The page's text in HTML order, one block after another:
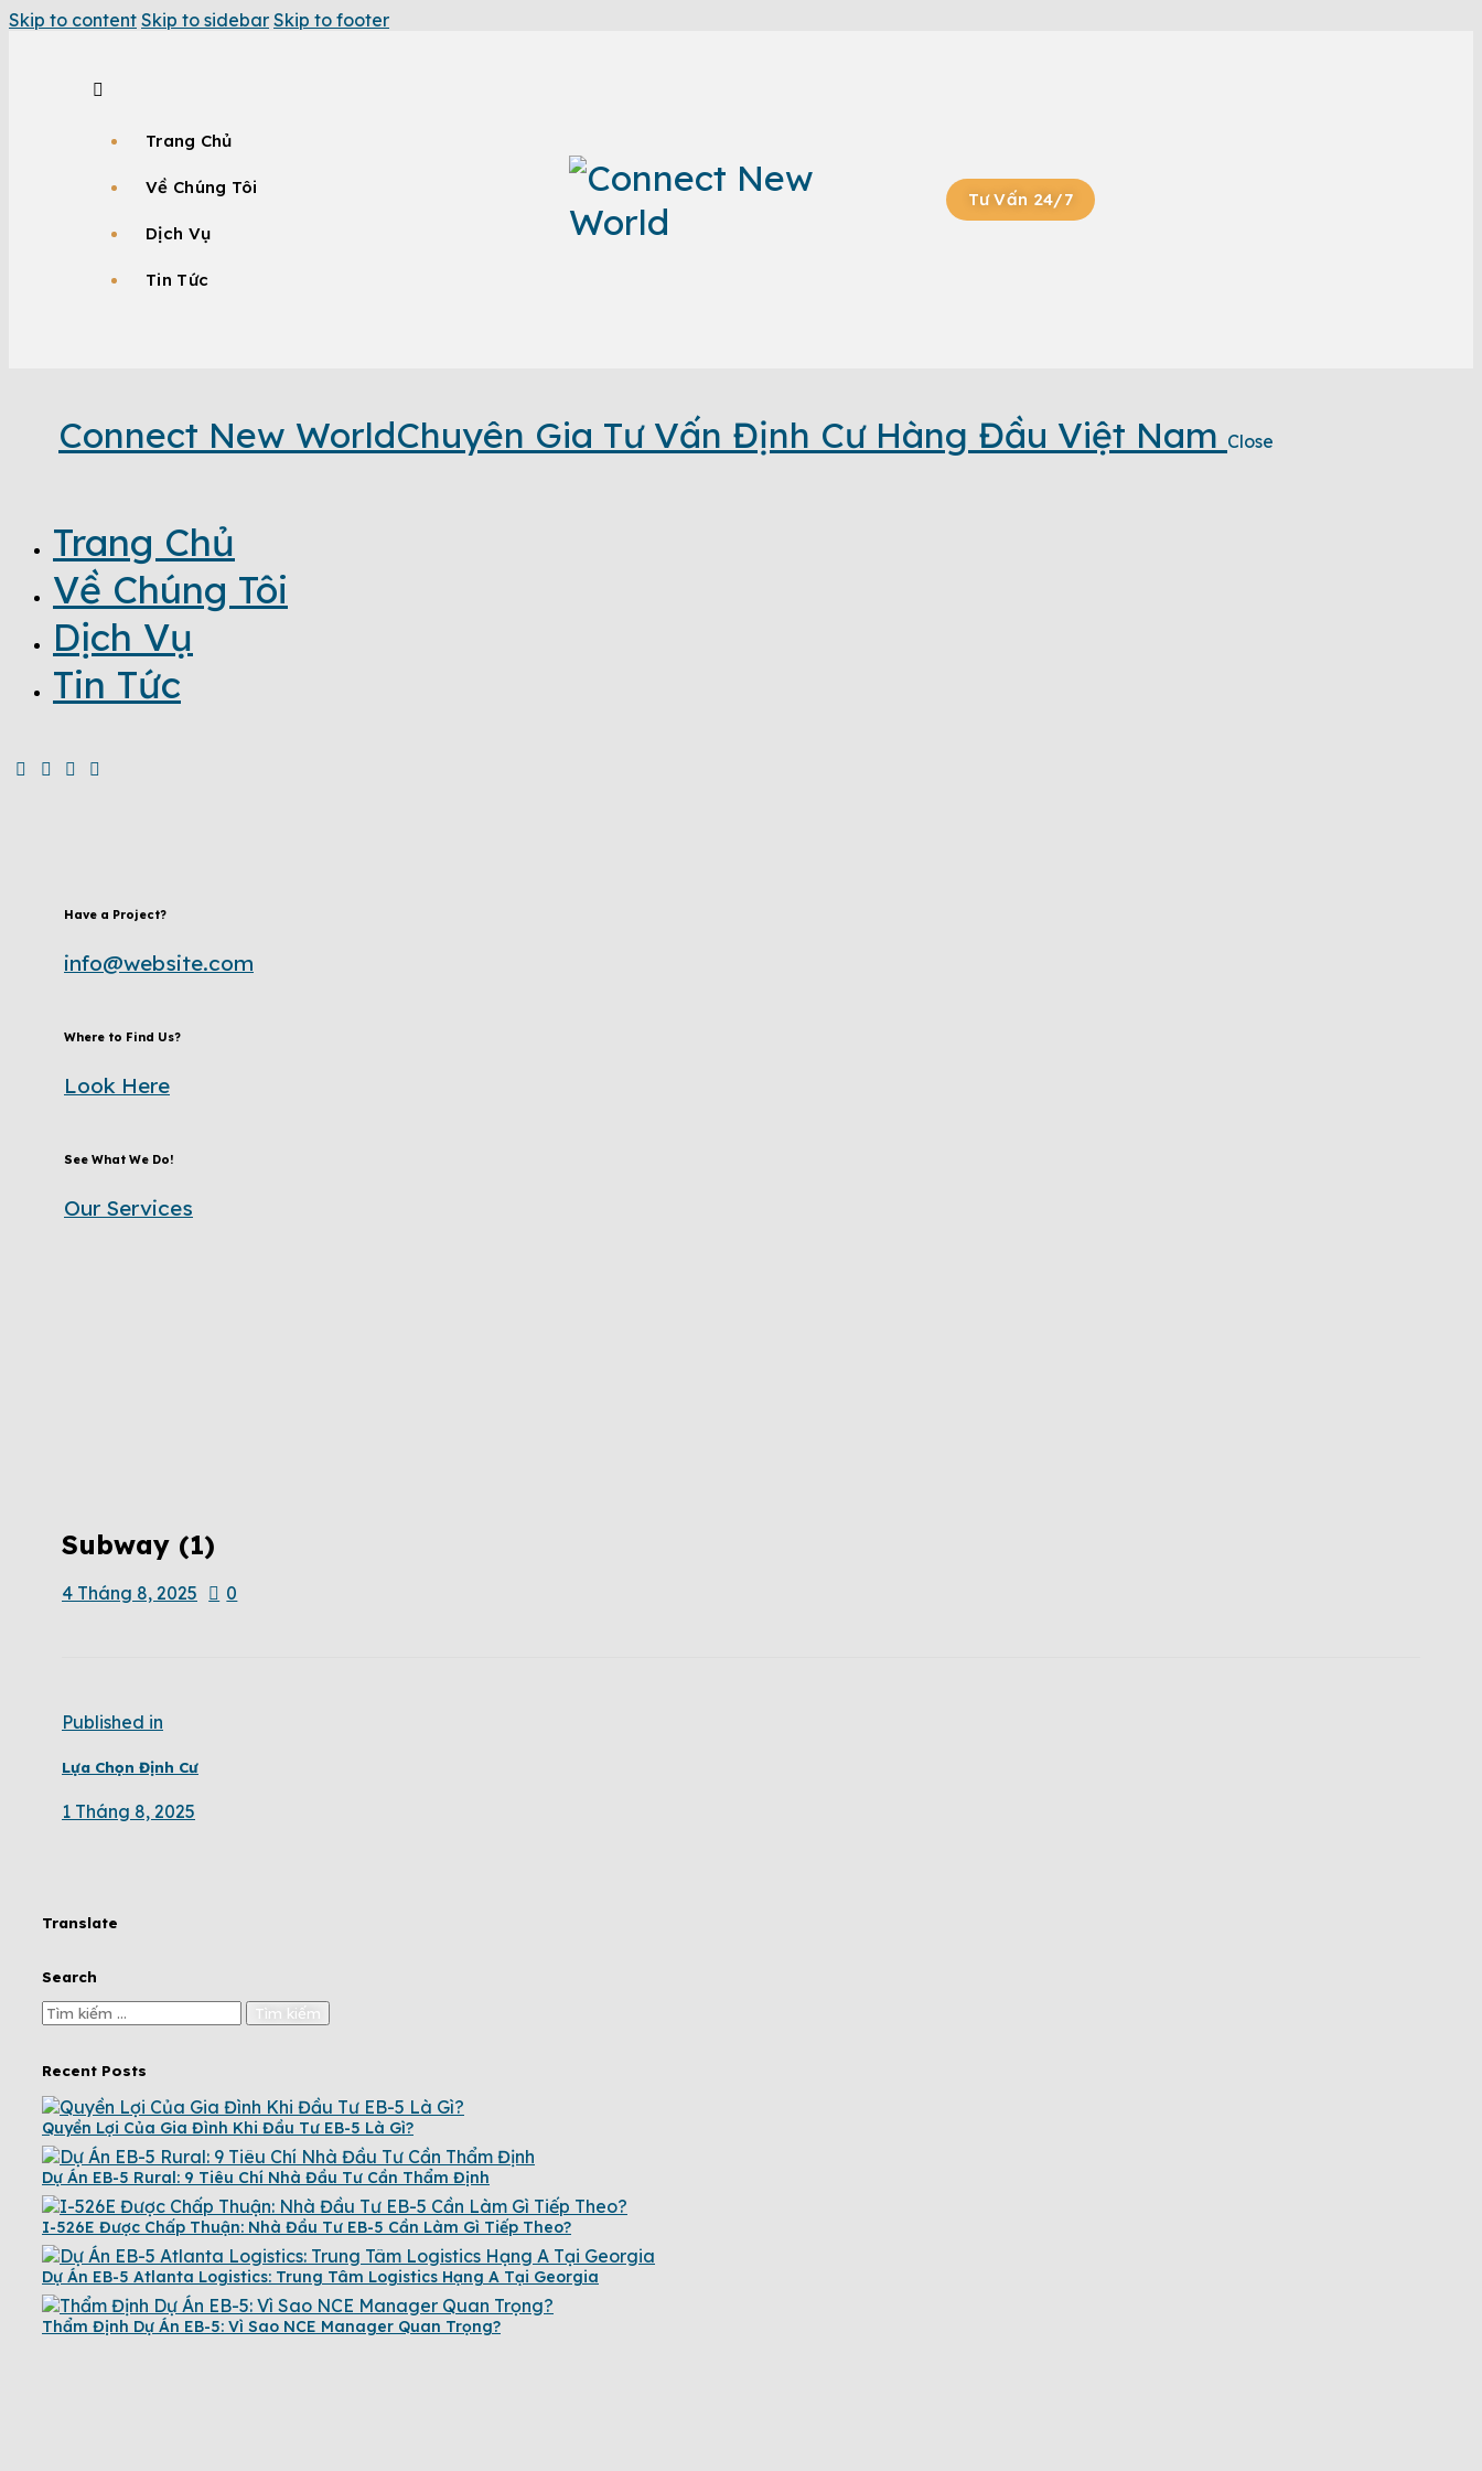
Skip to content Skip to sidebar Skip to footer
Trang Chủ
Về Chúng Tôi
Dịch Vụ
Tin Tức
Tư Vấn 24/7
Connect New WorldChuyên Gia Tư Vấn Định Cư Hàng Đầu Việt Nam Close
Trang Chủ
Về Chúng Tôi
Dịch Vụ
Tin Tức
Have a Project?
info@website.com
Where to Find Us?
Look Here
See What We Do!
Our Services
Subway (1)
4 Tháng 8, 2025 0
Published in
Lựa Chọn Định Cư
1 Tháng 8, 2025
Translate
Search
Recent Posts
Quyền Lợi Của Gia Đình Khi Đầu Tư EB-5 Là Gì?
Dự Án EB-5 Rural: 9 Tiêu Chí Nhà Đầu Tư Cần Thẩm Định
I-526E Được Chấp Thuận: Nhà Đầu Tư EB-5 Cần Làm Gì Tiếp Theo?
Dự Án EB-5 Atlanta Logistics: Trung Tâm Logistics Hạng A Tại Georgia
Thẩm Định Dự Án EB-5: Vì Sao NCE Manager Quan Trọng?